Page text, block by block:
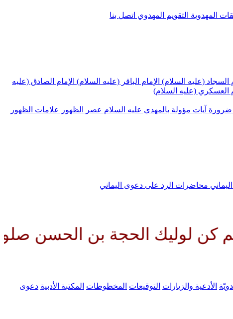
المهدوية التقويم المهدوي اتصل بنا
السجاد (عليه السلام) الإمام الباقر (عليه السلام) الإمام الصادق (عليه
العسكري (عليه السلام)
ضرورة آيات مؤولة بالمهدي عليه السلام عصر الظهور
علامات الظهور
محاضرات الرد على دعوى اليماني
الحجة بن الحسن صلواتك عليه
الأدعية والزيارات التوقيعات المخطوطات المكتبة الأدبية دعوى